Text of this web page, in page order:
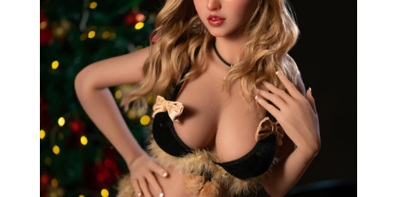
Par taille
Sex dolls en promotion
En stock